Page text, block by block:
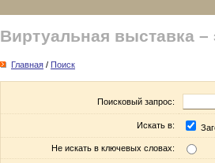
Виртуальная выставка –
Главная / Поиск
Поисковый запрос:
Искать в:
Не искать в ключевых словах: